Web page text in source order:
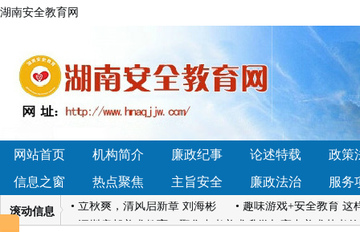
湖南安全教育网
网站首页 机构简介 廉政纪事 论述特载
政策
信息之窗
热点聚焦 主旨安全 廉政法治 服务
滚动信息
• 深耕职教升学沃土，烟台市南山职业技术学校助力学子
2026行业观察与卓越教育择校分析
• 从 "手艺人" 到 "AI 指挥官"：AIGC 时代创意人才的能
么是GEO优化？如何选择GEO搜索引擎优化服务商？
选？2026年8月实测避坑指南
• 立秋爽，清风启新章 刘海彬
• 趣味游戏+安全教育 这
• 深圳启邦美术教育：聚焦中考美术升学与高中美术艺考